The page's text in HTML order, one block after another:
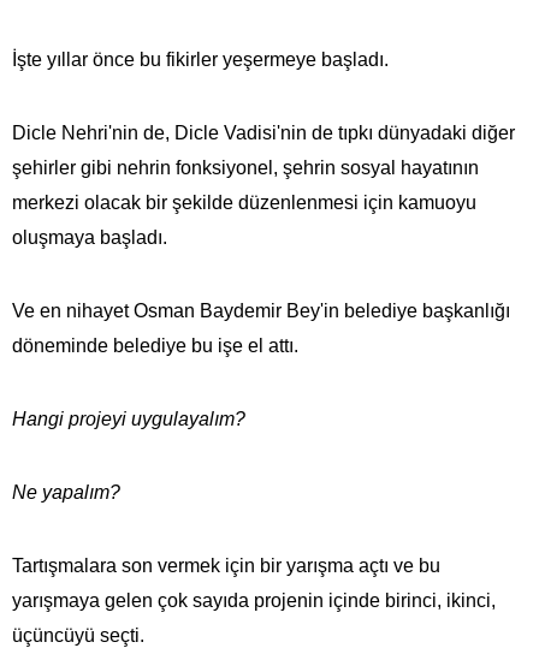
İşte yıllar önce bu fikirler yeşermeye başladı.
Dicle Nehri'nin de, Dicle Vadisi'nin de tıpkı dünyadaki diğer
şehirler gibi nehrin fonksiyonel, şehrin sosyal hayatının
merkezi olacak bir şekilde düzenlenmesi için kamuoyu
oluşmaya başladı.
Ve en nihayet Osman Baydemir Bey'in belediye başkanlığı
döneminde belediye bu işe el attı.
Hangi projeyi uygulayalım?
Ne yapalım?
Tartışmalara son vermek için bir yarışma açtı ve bu
yarışmaya gelen çok sayıda projenin içinde birinci, ikinci,
üçüncüyü seçti.